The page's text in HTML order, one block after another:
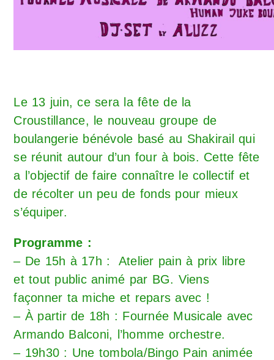
Le 13 juin, ce sera la fête de la
Croustillance, le nouveau groupe de
boulangerie bénévole basé au Shakirail qui
se réunit autour d’un four à bois. Cette fête
a l’objectif de faire connaître le collectif et
de récolter un peu de fonds pour mieux
s’équiper.
Programme :
– De 15h à 17h : Atelier pain à prix libre
et tout public animé par BG. Viens
façonner ta miche et repars avec !
– À partir de 18h : Fournée Musicale avec
Armando Balconi, l’homme orchestre.
– 19h30 : Une tombola/Bingo Pain animée